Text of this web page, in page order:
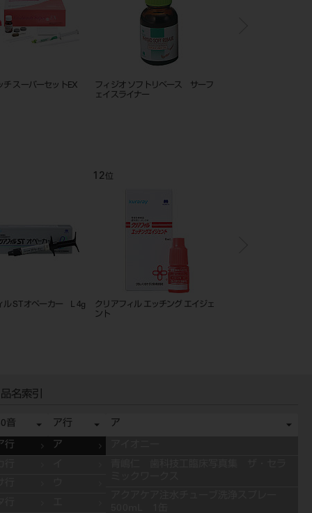
チ スーパーセットEX
フィジオ ソフトリベース サーフ
ェイスライナー
ル ST オペーカー L 4g
12 位
クリアフィル エッチング エイジェ
ント
品名索引
音
行
ア行
ア
ア